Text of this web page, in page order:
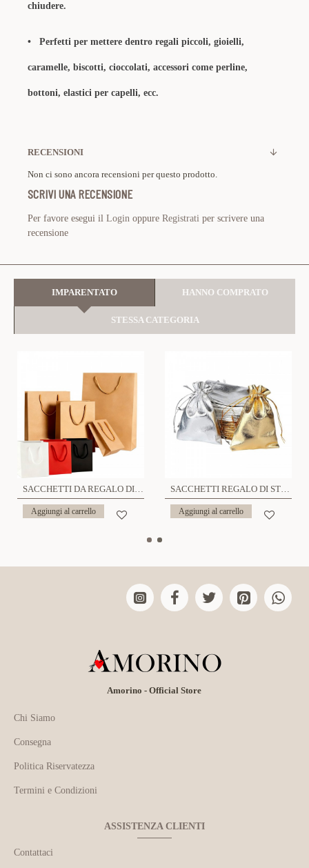
chiudere.
• Perfetti per mettere dentro regali piccoli, gioielli,
caramelle, biscotti, cioccolati, accessori come perline,
bottoni, elastici per capelli, ecc.
RECENSIONI
Non ci sono ancora recensioni per questo prodotto.
SCRIVI UNA RECENSIONE
Per favore esegui il Login oppure Registrati per scrivere una
recensione
IMPARENTATO HANNO COMPRATO
STESSA CATEGORIA
SACCHETTI DA REGALO DI CARTA CON MANICI 11x14 - YX2428A543/A542
Aggiungi al carrello
SACCHETTI REGALO DI STOFFA - CK24096B745/B756/B757
Aggiungi al carrello
Amorino - Official Store
Chi Siamo
Consegna
Politica Riservatezza
Termini e Condizioni
ASSISTENZA CLIENTI
Contattaci